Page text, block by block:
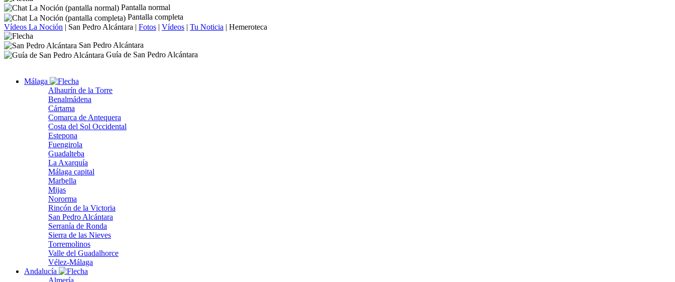
Pantalla normal
Pantalla completa
Vídeos La Noción | San Pedro Alcántara | Fotos | Vídeos | Tu Noticia | Hemeroteca
San Pedro Alcántara
Guía de San Pedro Alcántara
Málaga
Alhaurín de la Torre
Benalmádena
Cártama
Comarca de Antequera
Costa del Sol Occidental
Estepona
Fuengirola
Guadalteba
La Axarquía
Málaga capital
Marbella
Mijas
Nororma
Rincón de la Victoria
San Pedro Alcántara
Serranía de Ronda
Sierra de las Nieves
Torremolinos
Valle del Guadalhorce
Vélez-Málaga
Andalucía